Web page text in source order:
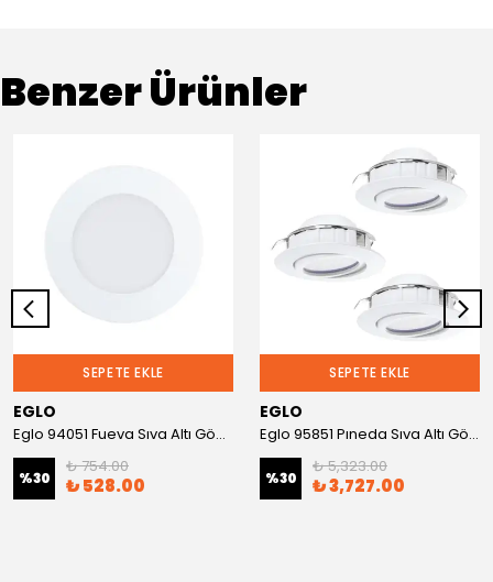
Benzer Ürünler
SEPETE EKLE
EGLO
Eglo 94051 Fueva Sıva Altı Gömme Spot
%30
₺ 754.00
₺ 528.00
SEPETE EKLE
EGLO
Eglo 95851 Pıneda Sıva Altı Gömme Spot
%30
₺ 5,323.00
₺ 3,727.00